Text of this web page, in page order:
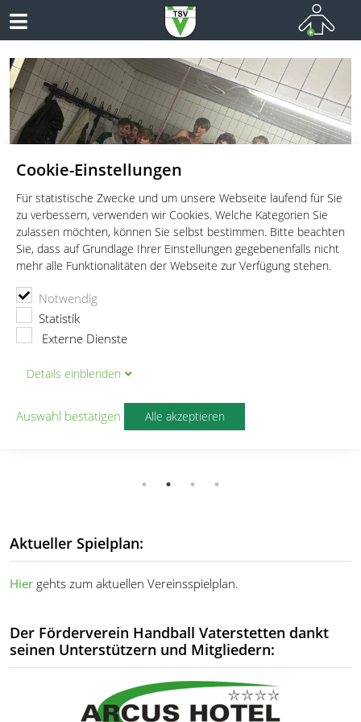
Cookie-Einstellungen
Für statistische Zwecke und um unsere Webseite laufend für Sie
zu verbessern, verwenden wir Cookies. Welche Kategorien Sie
zulassen möchten, können Sie selbst bestimmen. Bitte beachten
Sie, dass auf Grundlage Ihrer Einstellungen gegebenenfalls nicht
mehr alle Funktionalitäten der Webseite zur Verfügung stehen.
Notwendig
Statistik
Externe Dienste
Details einblenden
Auswahl bestätigen Alle akzeptieren
Oberliga 2026/27
WB JUNGVÖGEL FLIEGEN SOUVERÄN IN DIE OBERLIGA
26/27
lesen
mC goes BOL!
DRITTE RUNDE BOL QUALI DER MC
Zweite Quali-Runde: mC Vögel
zeigen Entwicklung
MC MIT HEIMPREMIERE TEIL 2
lesen
Zwischen Leidenschaft,
Teamgeist und „Vogelfamilie fürs
Leben“
MIT LENNY TOBIAS
lesen
Aktueller Spielplan:
Hier gehts zum aktuellen Vereinsspielplan.
Der Förderverein Handball Vaterstetten dankt
seinen Unterstützern und Mitgliedern: